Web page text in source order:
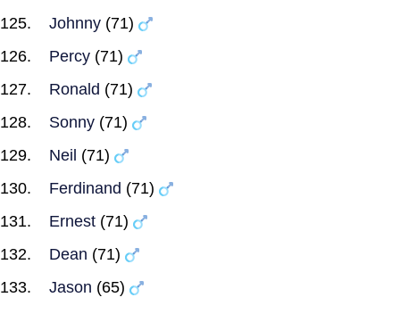
Johnny (71)
Percy (71)
Ronald (71)
Sonny (71)
Neil (71)
Ferdinand (71)
Ernest (71)
Dean (71)
Jason (65)